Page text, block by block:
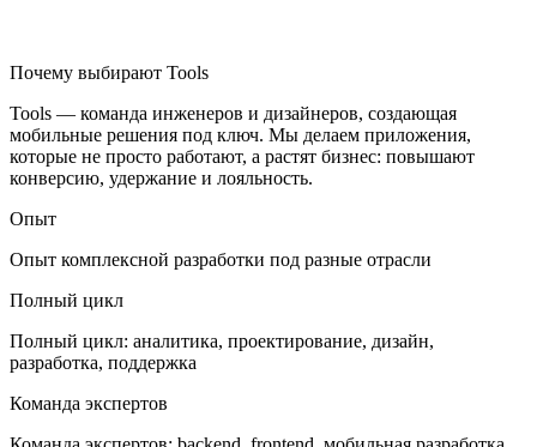
Почему выбирают Tools
Tools — команда инженеров и дизайнеров, создающая
мобильные решения под ключ. Мы делаем приложения,
которые не просто работают, а растят бизнес: повышают
конверсию, удержание и лояльность.
Опыт
Опыт комплексной разработки под разные отрасли
Полный цикл
Полный цикл: аналитика, проектирование, дизайн,
разработка, поддержка
Команда экспертов